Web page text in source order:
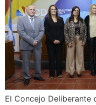
El Concejo Deliberante